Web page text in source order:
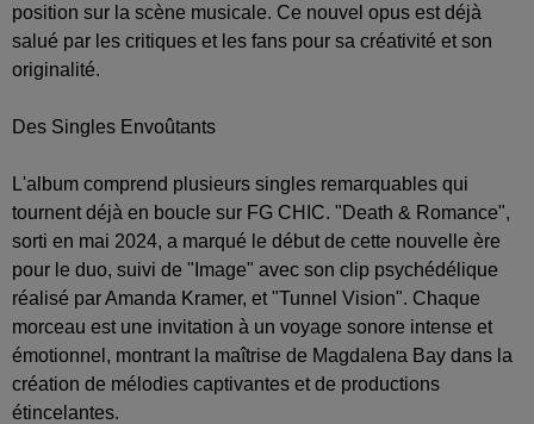
position sur la scène musicale. Ce nouvel opus est déjà
salué par les critiques et les fans pour sa créativité et son
originalité.
Des Singles Envoûtants
L'album comprend plusieurs singles remarquables qui
tournent déjà en boucle sur FG CHIC. "Death & Romance",
sorti en mai 2024, a marqué le début de cette nouvelle ère
pour le duo, suivi de "Image" avec son clip psychédélique
réalisé par Amanda Kramer, et "Tunnel Vision". Chaque
morceau est une invitation à un voyage sonore intense et
émotionnel, montrant la maîtrise de Magdalena Bay dans la
création de mélodies captivantes et de productions
étincelantes.